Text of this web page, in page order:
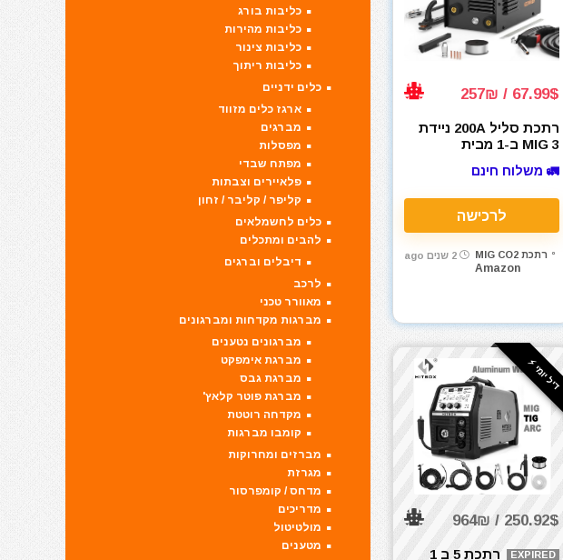
67.99$ / 257₪
רתכת סליל 200A ניידת
MIG 3 ב-1 מבית
🚛 משלוח חינם
לרכישה
רתכת MIG CO2
Amazon
2 שנים ago
דיל יומי ⚡️
250.92$ / 964₪
EXPIRED
רתכת 5 ב 1
כליבות בורג
כליבות מהירות
כליבות צינור
כליבות ריתוך
כלים ידניים
ארגז כלים מזווד
מברגים
מפסלות
מפתח שבדי
פלאיירים וצבתות
קליפר / קליבר / זחון
כלים לחשמלאים
להבים ומתכלים
דיבלים וברגים
לרכב
מאוורר טכני
מברגות מקדחות ומברגונים
מברגונים נטענים
מברגת אימפקט
מברגת גבס
מברגת פוטר קלאץ'
מקדחה רוטטת
קומבו מברגות
מברזים ומחרוקות
מגרזת
מדחס / קומפרסור
מדריכים
מולטיטול
מטענים